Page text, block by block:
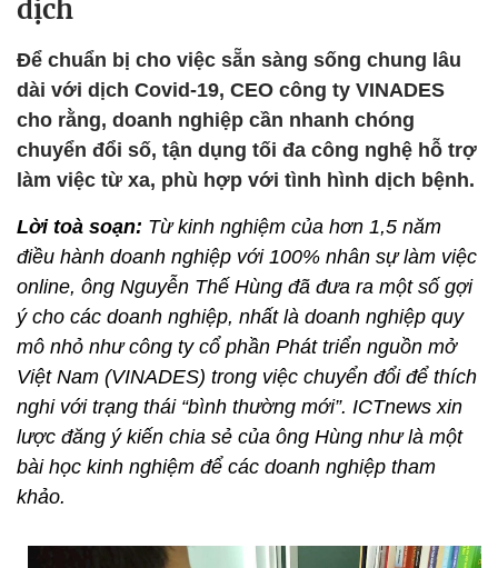
dịch
Để chuẩn bị cho việc sẵn sàng sống chung lâu
dài với dịch Covid-19, CEO công ty VINADES
cho rằng, doanh nghiệp cần nhanh chóng
chuyển đổi số, tận dụng tối đa công nghệ hỗ trợ
làm việc từ xa, phù hợp với tình hình dịch bệnh.
Lời toà soạn: Từ kinh nghiệm của hơn 1,5 năm
điều hành doanh nghiệp với 100% nhân sự làm việc
online, ông Nguyễn Thế Hùng đã đưa ra một số gợi
ý cho các doanh nghiệp, nhất là doanh nghiệp quy
mô nhỏ như công ty cổ phần Phát triển nguồn mở
Việt Nam (VINADES) trong việc chuyển đổi để thích
nghi với trạng thái “bình thường mới”. ICTnews xin
lược đăng ý kiến chia sẻ của ông Hùng như là một
bài học kinh nghiệm để các doanh nghiệp tham
khảo.